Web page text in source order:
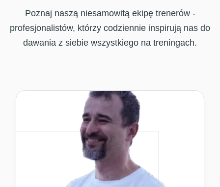
Poznaj naszą niesamowitą ekipę trenerów -
profesjonalistów, którzy codziennie inspirują nas do
dawania z siebie wszystkiego na treningach.